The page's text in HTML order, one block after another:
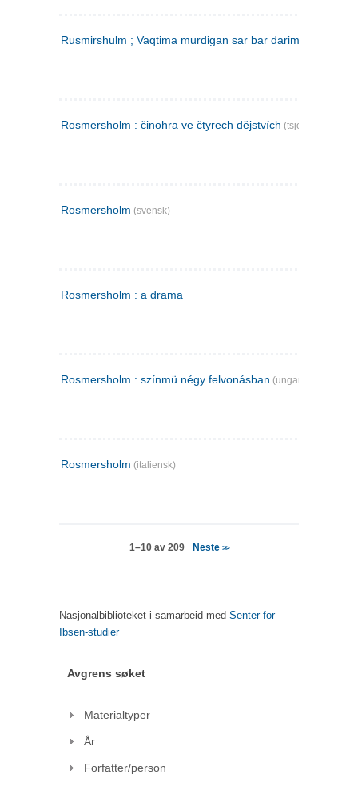
Rusmirshulm ; Vaqtima murdigan sar bar darim
Rosmersholm : činohra ve čtyrech dějstvích (tsjekkisk)
Rosmersholm (svensk)
Rosmersholm : a drama
Rosmersholm : színmü négy felvonásban (ungarsk)
Rosmersholm (italiensk)
1–10 av 209 Neste >>
Nasjonalbiblioteket i samarbeid med Senter for
Ibsen-studier
Avgrens søket
Materialtyper
År
Forfatter/person